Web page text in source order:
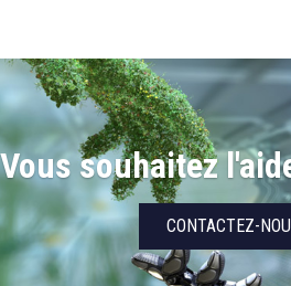
Vous souhaitez
CONTACTEZ-